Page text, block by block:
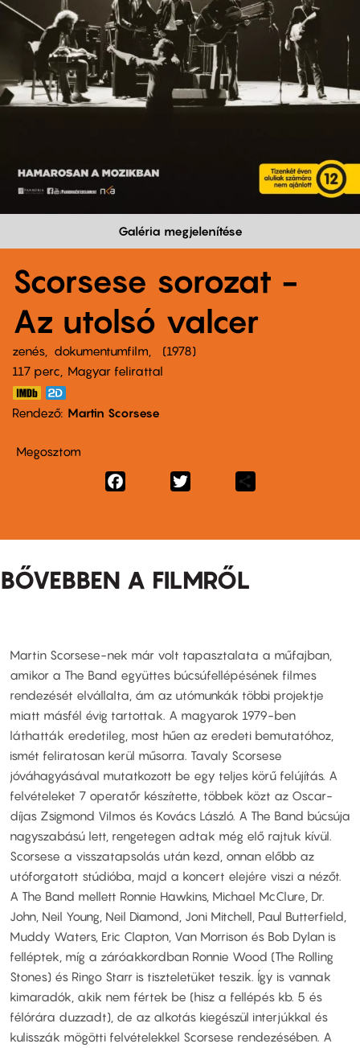
Galéria megjelenítése
Scorsese sorozat -
Az utolsó valcer
zenés dokumentumfilm
1978
117 perc,
Magyar felirattal
Rendező Martin Scorsese
Megosztom
Facebook
BŐVEBBEN A FILMRŐL
Martin Scorsese-nek már volt tapasztalata a műfajban,
amikor a The Band együttes búcsúfellépésének filmes
rendezését elvállalta, ám az utómunkák többi projektje
miatt másfél évig tartottak. A magyarok 1979-ben
láthatták eredetileg, most hűen az eredeti bemutatóhoz,
ismét feliratosan kerül műsorra. Tavaly Scorsese
jóváhagyásával mutatkozott be egy teljes körű felújítás. A
felvételeket 7 operatőr készítette, többek közt az Oscar-
díjas Zsigmond Vilmos és Kovács László. A The Band búcsúja
nagyszabású lett, rengetegen adtak még elő rajtuk kívül.
Scorsese a visszatapsolás után kezd, onnan előbb az
utóforgatott stúdióba, majd a koncert elejére viszi a nézőt.
A The Band mellett Ronnie Hawkins, Michael McClure, Dr.
John, Neil Young, Neil Diamond, Joni Mitchell, Paul Butterfield,
Muddy Waters, Eric Clapton, Van Morrison és Bob Dylan is
felléptek, míg a záróakkordban Ronnie Wood (The Rolling
Stones) és Ringo Starr is tiszteletüket teszik. Így is vannak
kimaradók, akik nem fértek be (hisz a fellépés kb. 5 és
félórára duzzadt), de az alkotás kiegészül interjúkkal és
kulisszák mögötti felvételekkel Scorsese rendezésében. A